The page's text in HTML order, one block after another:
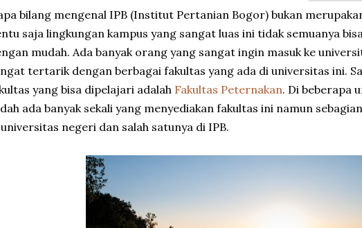
bilang mengenal IPB (Institut Pertanian Bogor) bukan
saja lingkungan kampus yang sangat luas ini tidak semuanya
mudah. Ada banyak orang yang sangat ingin masuk ke
tertarik dengan berbagai fakultas yang ada di universitas ini.
yang bisa dipelajari adalah Fakultas Peternakan. Di beberapa
ada banyak sekali yang menyediakan fakultas ini namun
negeri dan salah satunya di IPB.